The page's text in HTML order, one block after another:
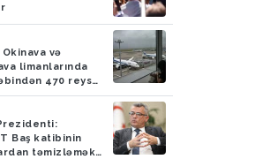
Okinava və
limanlarında
470 reys
Baş katibinin
təmizləmək